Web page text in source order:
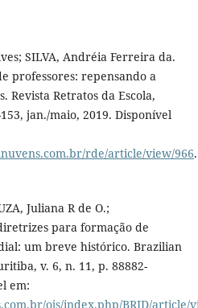
SILVA, Andréia Ferreira da.
professores: repensando a
Revista Retratos da Escola,
jan./maio, 2019. Disponível
rde/article/view/966.
Juliana R de O.;
para formação de
um breve histórico. Brazilian
v. 6, n. 11, p. 88882-
em:
ojs/index.php/BRJD/article/